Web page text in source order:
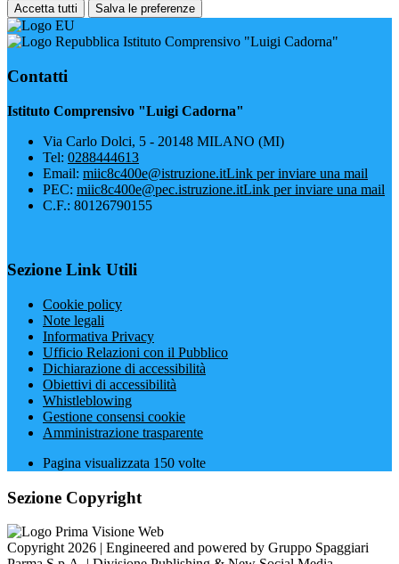
Accetta tutti Salva le preferenze
Istituto Comprensivo "Luigi Cadorna"
Contatti
Istituto Comprensivo "Luigi Cadorna"
Via Carlo Dolci, 5 - 20148 MILANO (MI)
Tel: 0288444613
Email: miic8c400e@istruzione.itLink per inviare una mail
PEC: miic8c400e@pec.istruzione.itLink per inviare una mail
C.F.: 80126790155
Sezione Link Utili
Cookie policy
Note legali
Informativa Privacy
Ufficio Relazioni con il Pubblico
Dichiarazione di accessibilità
Obiettivi di accessibilità
Whistleblowing
Gestione consensi cookie
Amministrazione trasparente
Pagina visualizzata 150 volte
Sezione Copyright
Copyright 2026 | Engineered and powered by Gruppo Spaggiari